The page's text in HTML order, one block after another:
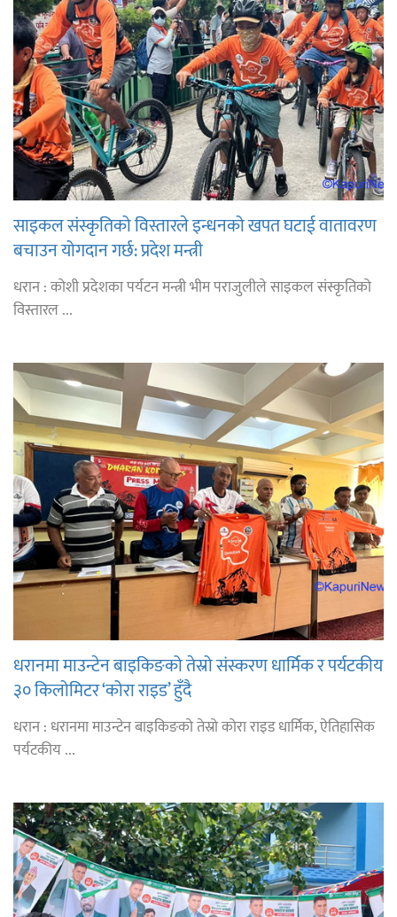
साइकल संस्कृतिको विस्तारले इन्धनको खपत घटाई वातावरण
बचाउन योगदान गर्छ: प्रदेश मन्त्री
धरान : कोशी प्रदेशका पर्यटन मन्त्री भीम पराजुलीले साइकल संस्कृतिको
विस्तारल ...
धरानमा माउन्टेन बाइकिङको तेस्रो संस्करण धार्मिक र पर्यटकीय
३० किलोमिटर ‘कोरा राइड’ हुँदै
धरान : धरानमा माउन्टेन बाइकिङको तेस्रो कोरा राइड धार्मिक, ऐतिहासिक
पर्यटकीय ...